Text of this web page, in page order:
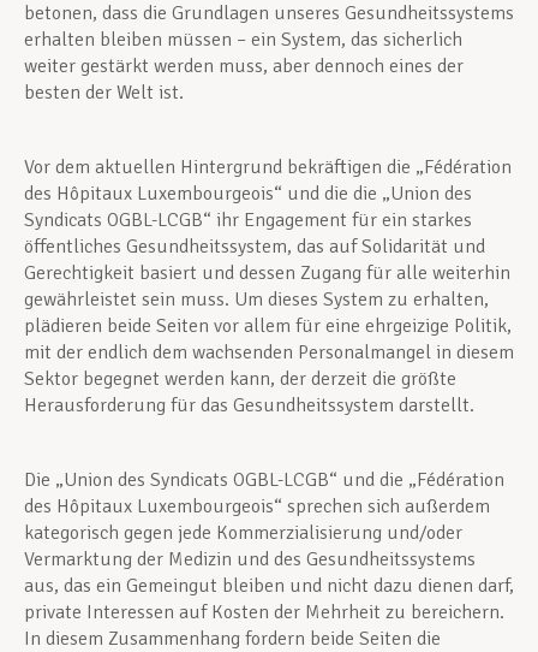
betonen, dass die Grundlagen unseres Gesundheitssystems
erhalten bleiben müssen – ein System, das sicherlich
weiter gestärkt werden muss, aber dennoch eines der
besten der Welt ist.
Vor dem aktuellen Hintergrund bekräftigen die „Fédération
des Hôpitaux Luxembourgeois“ und die die „Union des
Syndicats OGBL-LCGB“ ihr Engagement für ein starkes
öffentliches Gesundheitssystem, das auf Solidarität und
Gerechtigkeit basiert und dessen Zugang für alle weiterhin
gewährleistet sein muss. Um dieses System zu erhalten,
plädieren beide Seiten vor allem für eine ehrgeizige Politik,
mit der endlich dem wachsenden Personalmangel in diesem
Sektor begegnet werden kann, der derzeit die größte
Herausforderung für das Gesundheitssystem darstellt.
Die „Union des Syndicats OGBL-LCGB“ und die „Fédération
des Hôpitaux Luxembourgeois“ sprechen sich außerdem
kategorisch gegen jede Kommerzialisierung und/oder
Vermarktung der Medizin und des Gesundheitssystems
aus, das ein Gemeingut bleiben und nicht dazu dienen darf,
private Interessen auf Kosten der Mehrheit zu bereichern.
In diesem Zusammenhang fordern beide Seiten die